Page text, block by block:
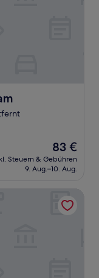
Der
Preis
beträgt
83 €
Steuern & Gebühren
9. Aug.–10. Aug.